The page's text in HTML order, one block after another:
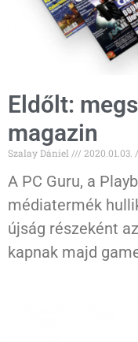
Eldőlt:
magazin
Szalay Dániel 2020.01.03.
A PC Guru, a
médiatermék
újság részeként
kapnak majd